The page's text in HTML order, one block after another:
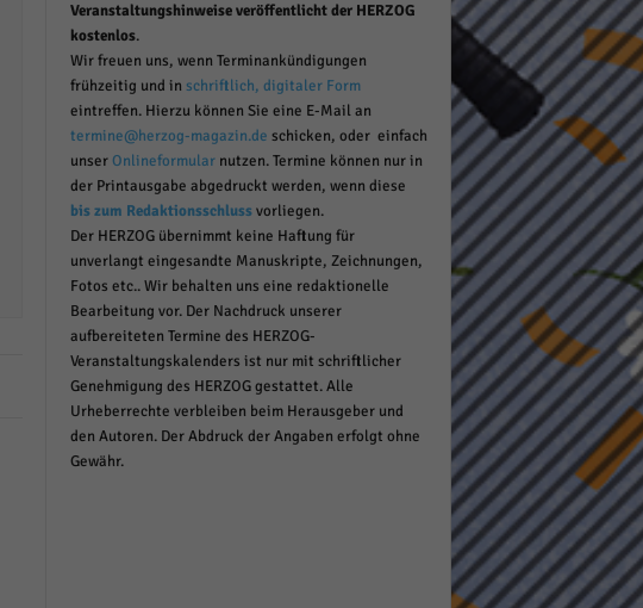
Veranstaltungshinweise veröffentlicht der HERZOG
kostenlos.
Wir freuen uns, wenn Terminankündigungen
frühzeitig und in schriftlich, digitaler Form
eintreffen. Hierzu können Sie eine E-Mail an
termine@herzog-magazin.de schicken, oder einfach
unserOnlineformularnutzen. Termine können nur in
der Printausgabe abgedruckt werden, wenn diese
bis zum Redaktionsschlussvorliegen.
Der HERZOG übernimmt keine Haftung für
unverlangt eingesandte Manuskripte, Zeichnungen,
Fotos etc.. Wir behalten uns eine redaktionelle
Bearbeitung vor. Der Nachdruck unserer
aufbereiteten Termine des HERZOG-
Veranstaltungskalenders ist nur mit schriftlicher
Genehmigung des HERZOG gestattet. Alle
Urheberrechte verbleiben beim Herausgeber und
den Autoren. Der Abdruck der Angaben erfolgt ohne
Gewähr.